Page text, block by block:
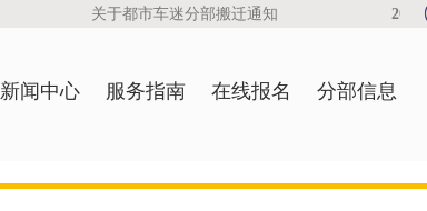
关于都市车迷分部搬迁通知 2019
新闻中心 服务指南 在线报名 分部信息